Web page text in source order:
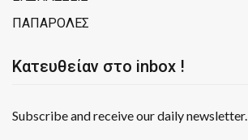
ΠΑΠΑΡΟΛΕΣ
Κατευθείαν στο inbox !
Subscribe and receive our daily newsletter.